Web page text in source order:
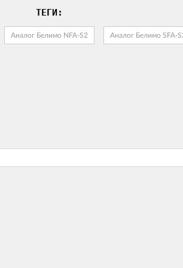
ТЕГИ:
Аналог Белимо NFA-S2 Аналог Белимо SFA-